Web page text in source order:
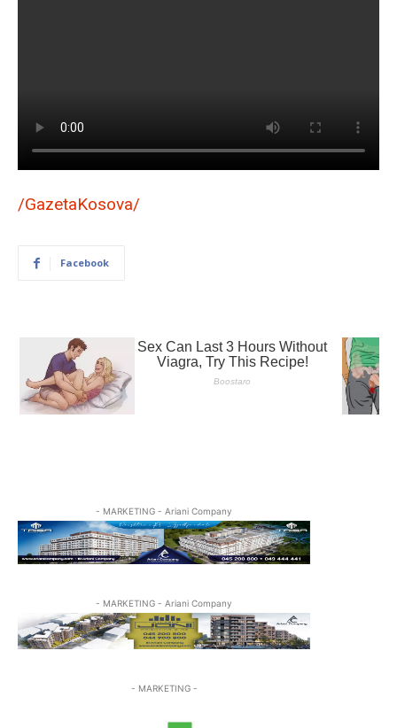
/GazetaKosova/
Facebook
- MARKETING - Ariani Company
- MARKETING - Ariani Company
- MARKETING -